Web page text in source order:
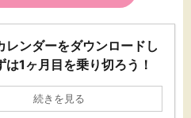
レンダーをダウンロードし
は1ヶ月目を乗り切ろう！
続きを見る